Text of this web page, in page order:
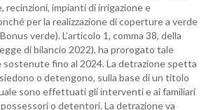
recinzioni, impianti di irrigazione e
per la realizzazione di coperture a verde
verde). L’articolo 1, comma 38, della
di bilancio 2022), ha prorogato tale
sostenute fino al 2024. La detrazione spetta
o detengono, sulla base di un titolo
sono effettuati gli interventi e ai familiari
o detentori. La detrazione va